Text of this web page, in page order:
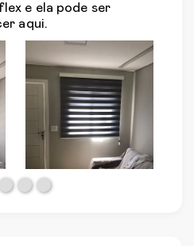
e ela pode ser
aqui.